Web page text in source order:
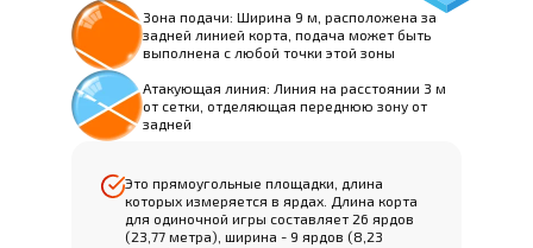
Зона подачи: Ширина 9 м, расположена за
задней линией корта, подача может быть
выполнена с любой точки этой зоны
Атакующая линия: Линия на расстоянии 3 м
от сетки, отделяющая переднюю зону от
задней
Это прямоугольные площадки, длина
которых измеряется в ярдах. Длина корта
для одиночной игры составляет 26 ярдов
(23,77 метра), ширина - 9 ярдов (8,23